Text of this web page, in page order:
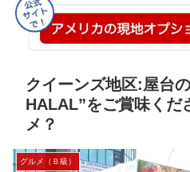
クイーンズ地区:屋台
HALAL”をご賞味く
メ？
グルメ（Ｂ級）